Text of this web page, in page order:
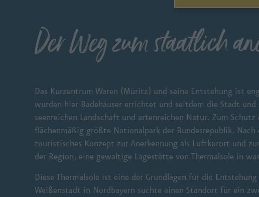
Der Weg zum staatlich
Das Kurzentrum Waren (Müritz) und seine Entstehung ist
wurden hier Badehäuser errichtet und seitdem die Stadt
seenreichen Landschaft und artenreichen Natur. Zum
flächenmäßig größte Nationalpark der Bundesrepublik.
touristisches Konzept zur Anerkennung als Luftkurort und
der Region, eine gewaltige Lagestätte von Thermalsole in
Diese Thermalsole ist eine der Grundlagen für die
Weißenstadt in Nordbayern suchte einen Standort für ein